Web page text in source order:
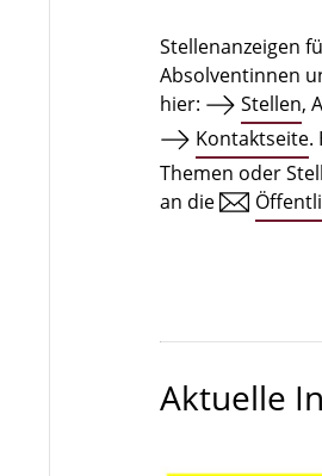
Stellenanzeigen
Absolventinnen
hier:
Stellen,
Kontaktseite.
Themen oder
an die
Aktuelle